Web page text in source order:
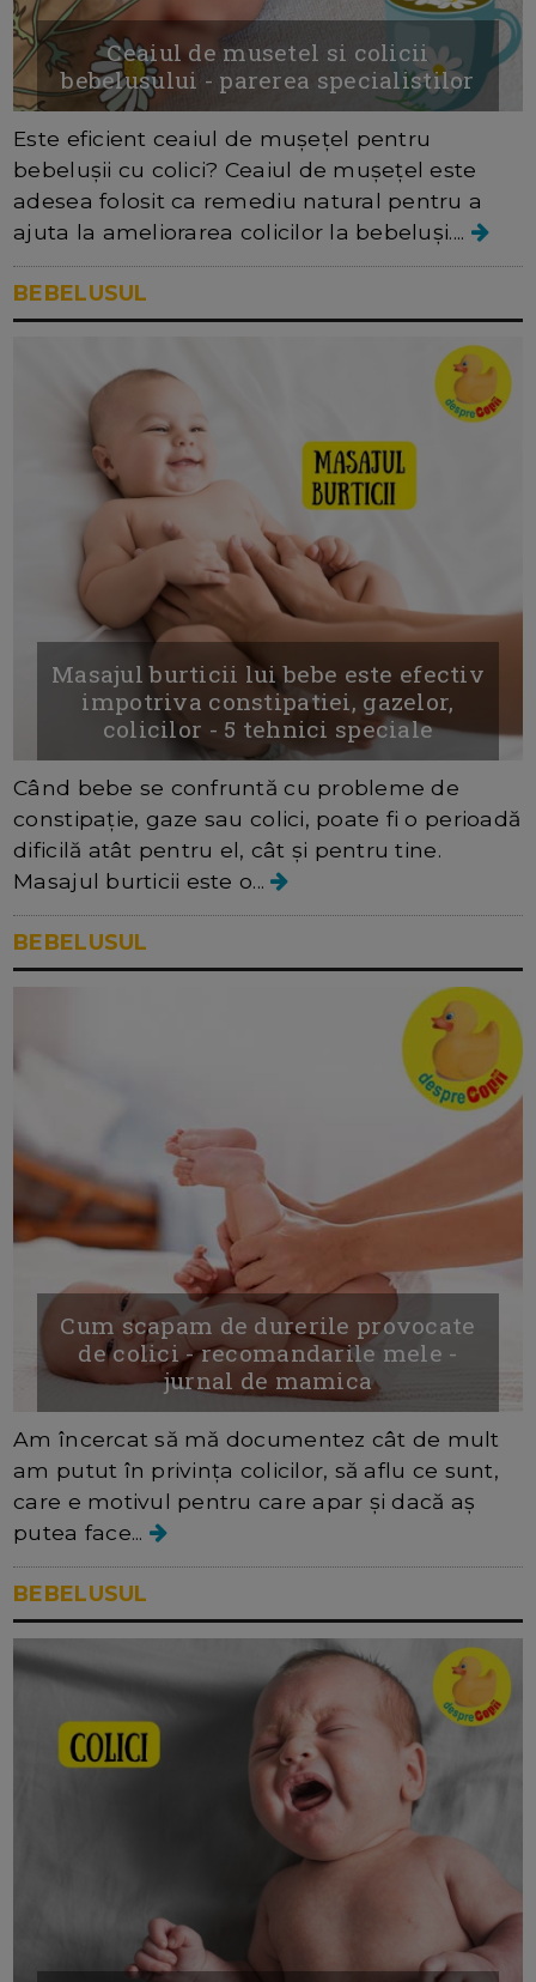
Ceaiul de musetel si colicii
bebelusului - parerea specialistilor
Este eficient ceaiul de mușețel pentru
bebelușii cu colici? Ceaiul de mușețel este
adesea folosit ca remediu natural pentru a
ajuta la ameliorarea colicilor la bebeluși....
BEBELUSUL
Masajul burticii lui bebe este efectiv
impotriva constipatiei, gazelor,
colicilor - 5 tehnici speciale
Când bebe se confruntă cu probleme de
constipație, gaze sau colici, poate fi o perioadă
dificilă atât pentru el, cât și pentru tine.
Masajul burticii este o...
BEBELUSUL
Cum scapam de durerile provocate
de colici - recomandarile mele -
jurnal de mamica
Am încercat să mă documentez cât de mult
am putut în privința colicilor, să aflu ce sunt,
care e motivul pentru care apar și dacă aș
putea face...
BEBELUSUL